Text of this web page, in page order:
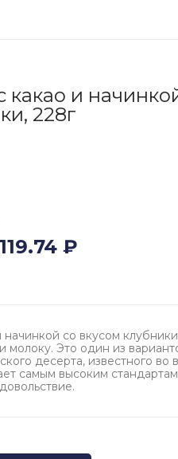
какао и
228г
119.74 ₽
со вкусом
молоку. Это один из
десерта, известного во
самым высоким стандартам